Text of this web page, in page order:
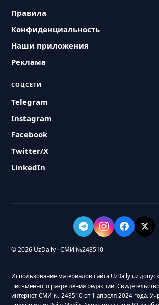
Правила
Конфиденциальность
Наши приложения
Реклама
СОЦСЕТИ
Telegram
Instagram
Facebook
Twitter/X
LinkedIn
© 2026 UzDaily · СМИ №248510
Использование материалов сайта UzDaily.uz
письменного разрешения редакции.
интернет-СМИ № 248510 от 1 апреля 2024 года.